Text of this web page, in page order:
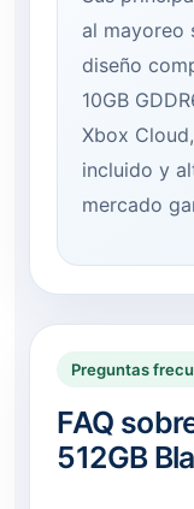
al mayoreo
diseño
10GB
Xbox
incluido y
mercado
Preguntas
FAQ
512GB